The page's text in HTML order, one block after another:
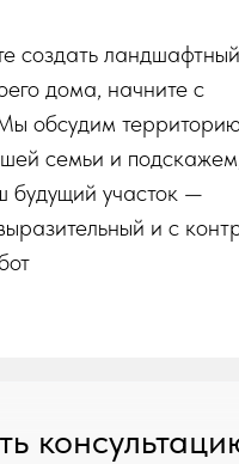
создать
дома, начните с
обсудим
семьи и
будущий участок —
и с